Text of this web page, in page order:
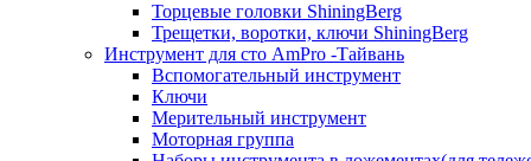
Торцевые головки ShiningBerg
Трещетки, воротки, ключи ShiningBerg
Инструмент для сто AmPro -Тайвань
Вспомогательный инструмент
Ключи
Мерительный инструмент
Моторная группа